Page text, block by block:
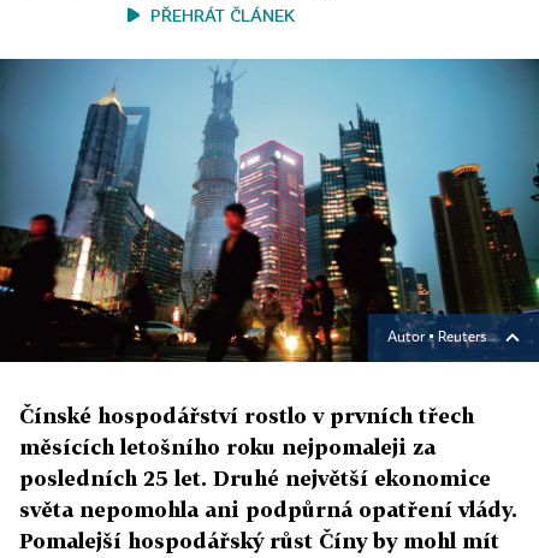
PŘEHRÁT ČLÁNEK
Autor ▪Reuters
Čínské hospodářství rostlo v prvních třech
měsících letošního roku nejpomaleji za
posledních 25 let. Druhé největší ekonomice
světa nepomohla ani podpůrná opatření vlády.
Pomalejší hospodářský růst Číny by mohl mít